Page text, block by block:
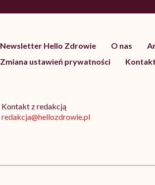
Newsletter Hello Zdrowie O nas
Zmiana ustawień prywatności
Kontakt
Kontakt z redakcją
redakcja@hellozdrowie.pl